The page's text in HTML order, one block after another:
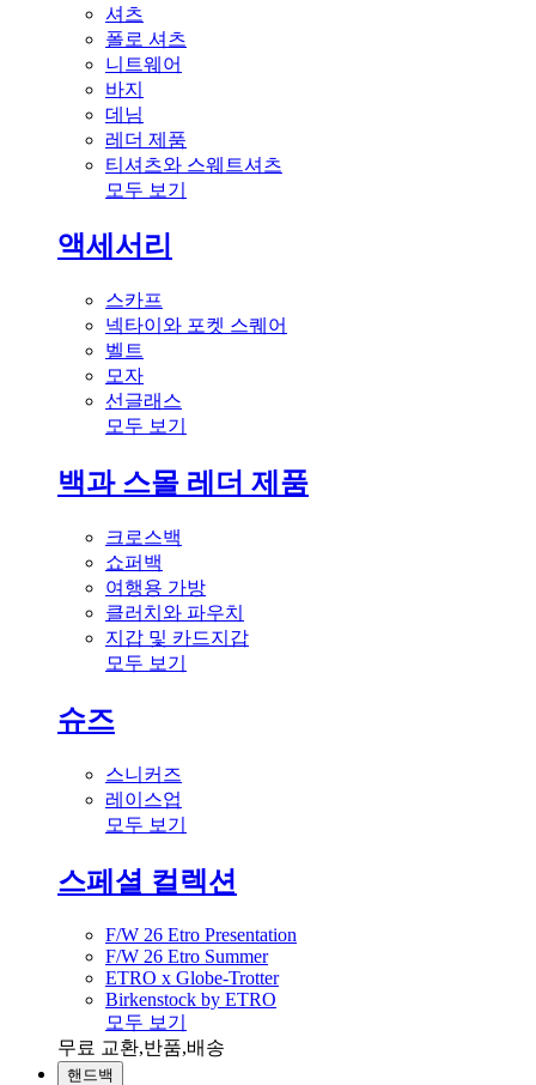
셔츠
폴로 셔츠
니트웨어
바지
데님
레더 제품
티셔츠와 스웨트셔츠
모두 보기
액세서리
스카프
넥타이와 포켓 스퀘어
벨트
모자
선글래스
모두 보기
백과 스몰 레더 제품
크로스백
쇼퍼백
여행용 가방
클러치와 파우치
지갑 및 카드지갑
모두 보기
슈즈
스니커즈
레이스업
모두 보기
스페셜 컬렉션
F/W 26 Etro Presentation
F/W 26 Etro Summer
ETRO x Globe-Trotter
Birkenstock by ETRO
모두 보기
무료 교환,반품,배송
핸드백